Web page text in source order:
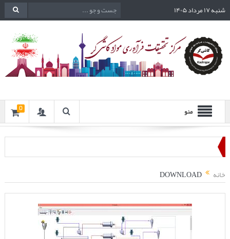
شنبه ۱۷ مرداد ۱۴۰۵
منو 0
خانه DOWNLOAD